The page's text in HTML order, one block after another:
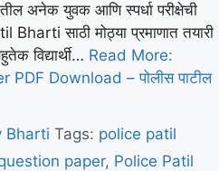
अनेक युवक आणि स्पर्धा परीक्षेची
Bharti साठी मोठ्या प्रमाणात तयारी
विद्यार्थी… Read More:
Download – पोलीस पाटील
Bharti Tags: police patil
paper, Police Patil